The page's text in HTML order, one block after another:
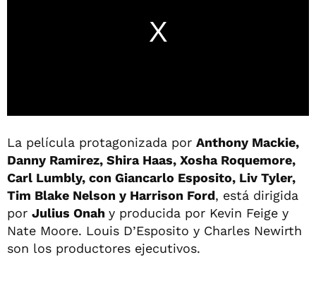
La película protagonizada por Anthony Mackie,
Danny Ramirez, Shira Haas, Xosha Roquemore,
Carl Lumbly, con Giancarlo Esposito, Liv Tyler,
Tim Blake Nelson y Harrison Ford, está dirigida
por Julius Onah y producida por Kevin Feige y
Nate Moore. Louis D’Esposito y Charles Newirth
son los productores ejecutivos.